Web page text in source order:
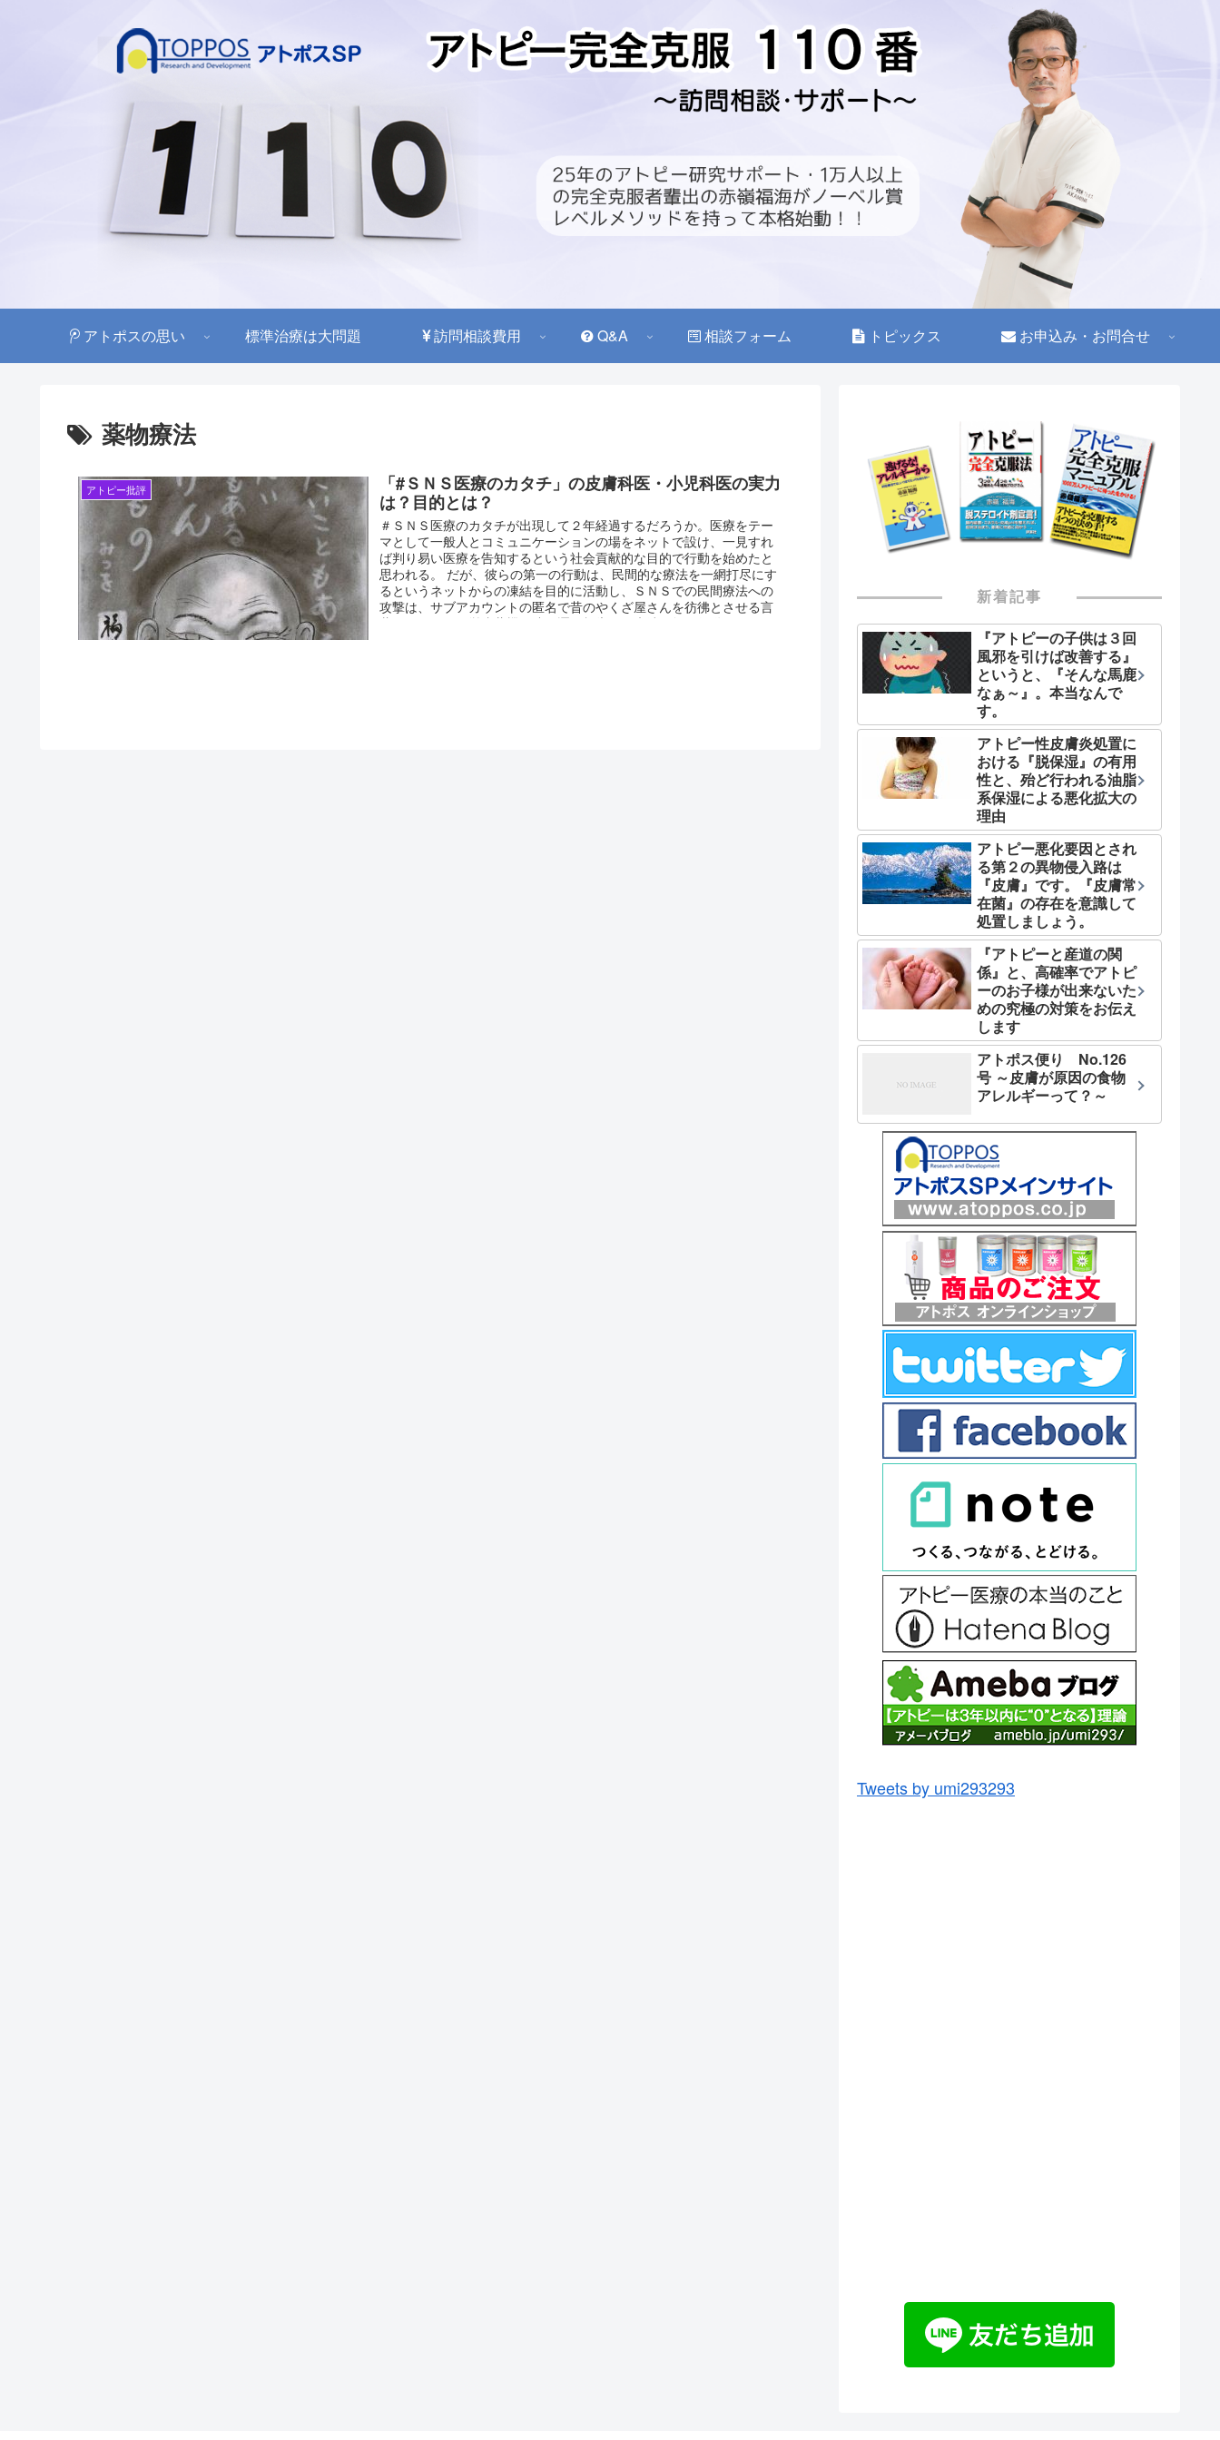
アトピー完全克服１１０番 ～訪問相談・サポート～
アトポスの思い 標準治療は大問題 訪問相談費用 Q&A 相談フォーム トピックス お申込み・お問合せ
薬物療法
アトピー批評
「#ＳＮＳ医療のカタチ」の皮膚科医・小児科医の実力
は？目的とは？
＃ＳＮＳ医療のカタチが出現して２年経過するだろうか。医療をテー
マとして一般人とコミュニケーションの場をネットで設け、一見すれ
ば判り易い医療を告知するという社会貢献的な目的で行動を始めたと
思われる。 だが、彼らの第一の行動は、民間的な療法を一網打尽にす
るというネットからの凍結を目的に活動し、ＳＮＳでの民間療法への
攻撃は、サブアカウントの匿名で昔のやくざ屋さんを彷彿とさせる言
葉でなじり、厚労省薬機関連へ逐一報告する末端医師の行動だった。
新着記事
『アトピーの子供は３回
風邪を引けば改善する』
というと、『そんな馬鹿
なぁ～』。本当なんで
す。
アトピー性皮膚炎処置に
おける『脱保湿』の有用
性と、殆ど行われる油脂
系保湿による悪化拡大の
理由
アトピー悪化要因とされ
る第２の異物侵入路は
『皮膚』です。『皮膚常
在菌』の存在を意識して
処置しましょう。
『アトピーと産道の関
係』と、高確率でアトピ
ーのお子様が出来ないた
めの究極の対策をお伝え
します
アトポス便り No.126
号 ～皮膚が原因の食物
アレルギーって？～
Tweets by umi293293